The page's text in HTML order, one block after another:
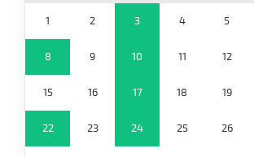
1 2 3 4 5
8 9 10 11 12
15 16 17 18 19
22 23 24 25 26